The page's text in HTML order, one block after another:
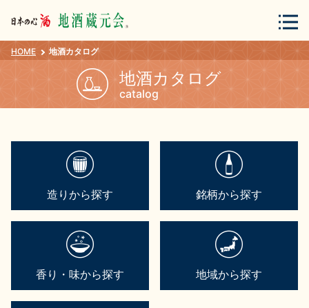
会員登録 ログイン
地酒カタログ
HOME 地酒カタログ
地酒カタログ
catalog
造りから探す 銘柄から探す
香り・味から探す 地域から探す